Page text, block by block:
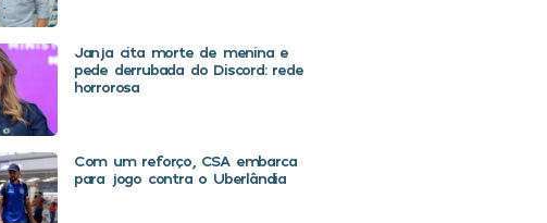
Janja cita morte de menina e
pede derrubada do Discord: rede
horrorosa
Com um reforço, CSA embarca
para jogo contra o Uberlândia